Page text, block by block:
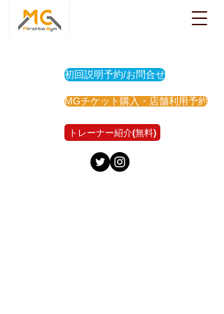
初回説明予約/お問合せ
MGチケット購入・店舗利用予約
トレーナー紹介(無料)